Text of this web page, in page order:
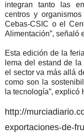
integran tanto las
centros y
Cebas-CSIC o el
Alimentación”, señaló
Esta edición de la
lema del estand de
el sector va más allá
como son la
la tecnología”, explicó
http://
exportaciones-de-